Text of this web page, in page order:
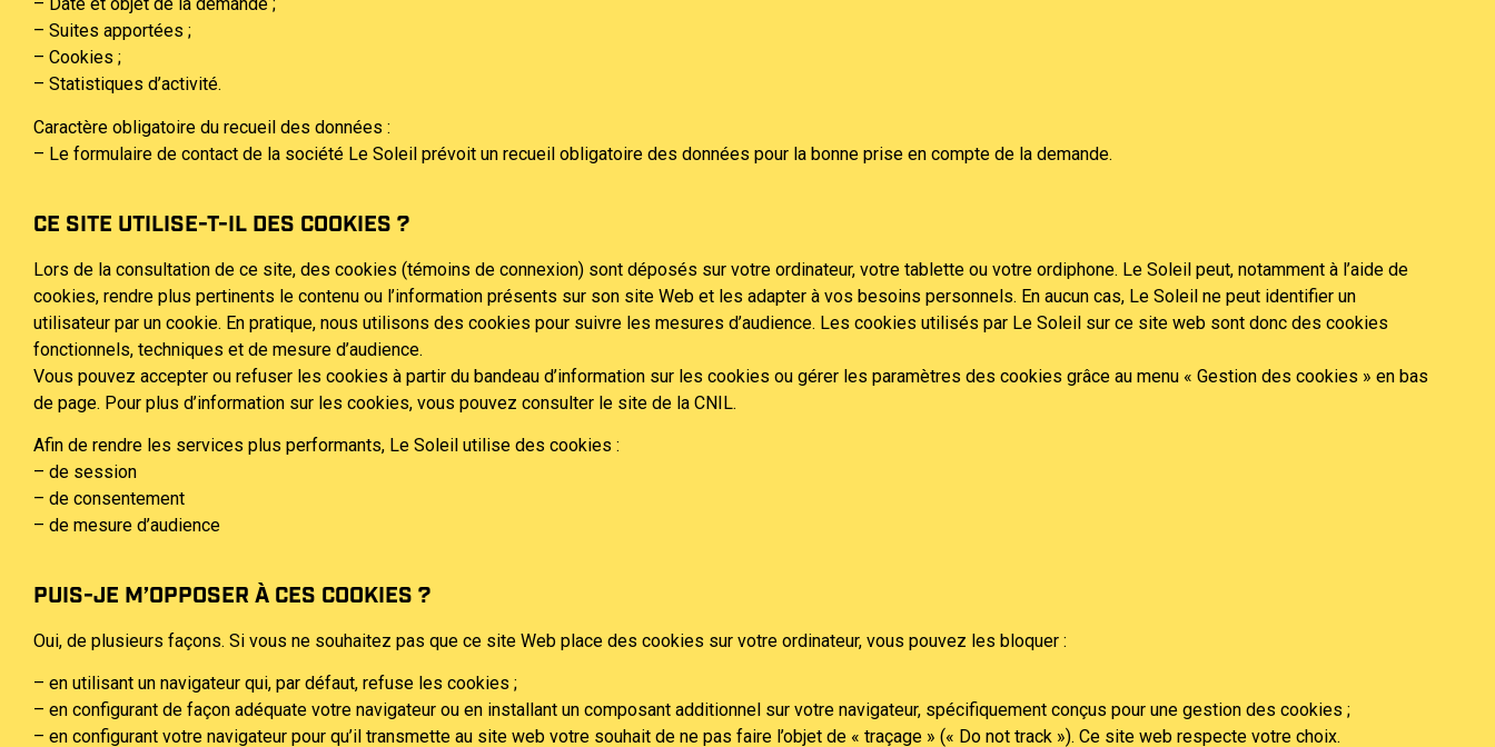
– Suites apportées ;
– Cookies ;
– Statistiques d’activité.
Caractère obligatoire du recueil des données :
– Le formulaire de contact de la société Le Soleil prévoit un recueil obligatoire des données pour la bonne prise en compte de la demande.
CE SITE UTILISE-T-IL DES COOKIES ?
Lors de la consultation de ce site, des cookies (témoins de connexion) sont déposés sur votre ordinateur, votre tablette ou votre ordiphone. Le Soleil peut, notamment à l’aide de
cookies, rendre plus pertinents le contenu ou l’information présents sur son site Web et les adapter à vos besoins personnels. En aucun cas, Le Soleil ne peut identifier un
utilisateur par un cookie. En pratique, nous utilisons des cookies pour suivre les mesures d’audience. Les cookies utilisés par Le Soleil sur ce site web sont donc des cookies
fonctionnels, techniques et de mesure d’audience.
Vous pouvez accepter ou refuser les cookies à partir du bandeau d’information sur les cookies ou gérer les paramètres des cookies grâce au menu « Gestion des cookies » en bas
de page. Pour plus d’information sur les cookies, vous pouvez consulter le site de la CNIL.
Afin de rendre les services plus performants, Le Soleil utilise des cookies :
– de session
– de consentement
– de mesure d’audience
PUIS-JE M’OPPOSER À CES COOKIES ?
Oui, de plusieurs façons. Si vous ne souhaitez pas que ce site Web place des cookies sur votre ordinateur, vous pouvez les bloquer :
– en utilisant un navigateur qui, par défaut, refuse les cookies ;
– en configurant de façon adéquate votre navigateur ou en installant un composant additionnel sur votre navigateur, spécifiquement conçus pour une gestion des cookies ;
– en configurant votre navigateur pour qu’il transmette au site web votre souhait de ne pas faire l’objet de « traçage » (« Do not track »). Ce site web respecte votre choix.